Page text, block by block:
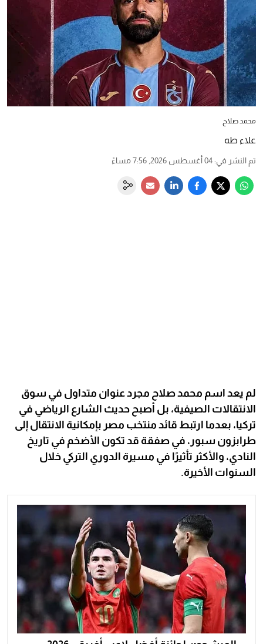
محمد صلاح
علاء طه
تم النشر في: 04 أغسطس 2026, 7:56 مساءً
لم يعد اسم محمد صلاح مجرد عنوان متداول في سوق
الانتقالات الصيفية، بل أصبح حديث الشارع الرياضي في
تركيا، بعدما ارتبط قائد منتخب مصر بإمكانية الانتقال إلى
طرابزون سبور، في صفقة قد تكون الأضخم في تاريخ
النادي، والأكثر تأثيرًا في مسيرة الدوري التركي خلال
السنوات الأخيرة.